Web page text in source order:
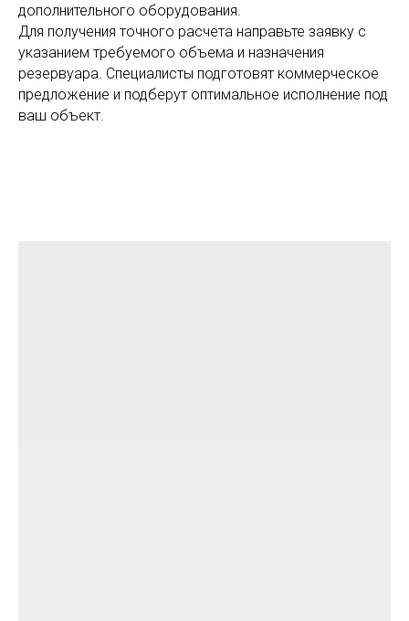
дополнительного оборудования.
Для получения точного расчета направьте заявку с
указанием требуемого объема и назначения
резервуара. Специалисты подготовят коммерческое
предложение и подберут оптимальное исполнение под
ваш объект.